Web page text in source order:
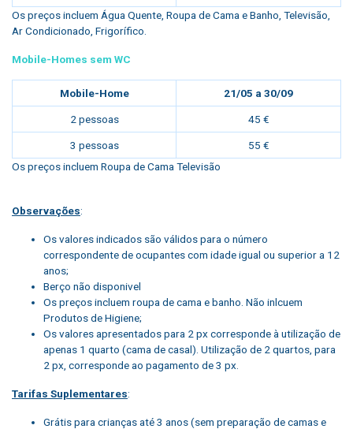
Os preços incluem Água Quente, Roupa de Cama e Banho, Televisão,
Ar Condicionado, Frigorífico.
Mobile-Homes sem WC
Mobile-Home 21/05 a 30/09
2 pessoas 45 €
3 pessoas
55 €
Os preços incluem Roupa de Cama Televisão
Observações:
Os valores indicados são válidos para o número
correspondente de ocupantes com idade igual ou superior a 12
anos;
Berço não disponivel
Os preços incluem roupa de cama e banho. Não inlcuem
Produtos de Higiene;
Os valores apresentados para 2 px corresponde à utilização de
apenas 1 quarto (cama de casal). Utilização de 2 quartos, para
2 px, corresponde ao pagamento de 3 px.
Tarifas Suplementares:
Grátis para crianças até 3 anos (sem preparação de camas e